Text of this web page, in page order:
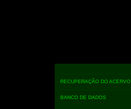
RECUPERAÇÃO DO ACERVO
BANCO DE DADOS